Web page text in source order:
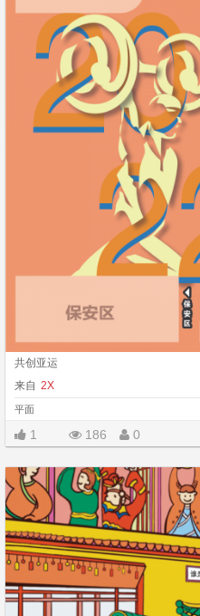
共创亚运
来自 2X
平面
1 186 0